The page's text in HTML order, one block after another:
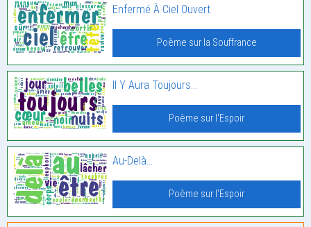
Enfermé À Ciel Ouvert
Poème sur la Souffrance
Il Y Aura Toujours…
Poème sur l'Espoir
Au-Delà…
Poème sur l'Espoir